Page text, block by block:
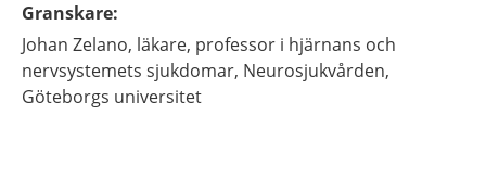
Granskare:
Johan Zelano, läkare, professor i hjärnans och
nervsystemets sjukdomar, Neurosjukvården,
Göteborgs universitet